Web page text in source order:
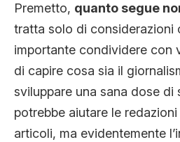
TRUFFE E SOCIAL
CLIMA ED ENERGIA
CONTATTI
Premetto, quanto segue
tratta solo di considerazioni
importante condividere con
di capire cosa sia il
sviluppare una sana dose di
potrebbe aiutare le
articoli, ma evidentemente